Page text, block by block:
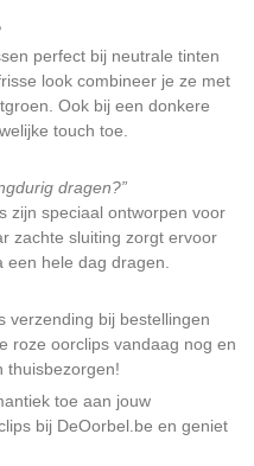
perfect bij neutrale tinten
look combineer je ze met
Ook bij een donkere
touch toe.
dragen?”
zijn speciaal ontworpen voor
zachte sluiting zorgt ervoor
hele dag dragen.
verzending bij bestellingen
roze oorclips vandaag nog en
thuisbezorgen!
toe aan jouw
bij DeOorbel.be en geniet